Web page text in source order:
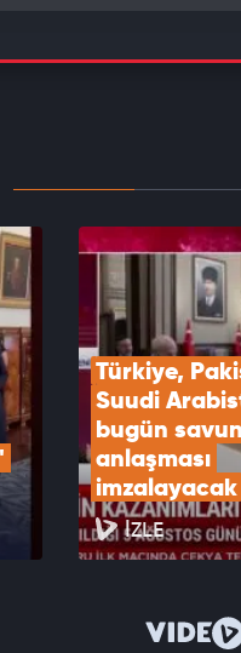
Rusya: ABD'yi Ukrayna
sürecine odaklanmaya
VIDEOYU İZLE
Türkiye,
Suudi
bugün
anlaşması
imzalayacak
İZLE